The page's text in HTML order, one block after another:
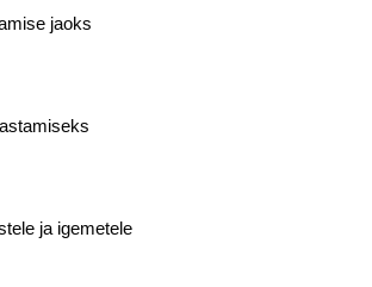
jaoks
ja igemetele